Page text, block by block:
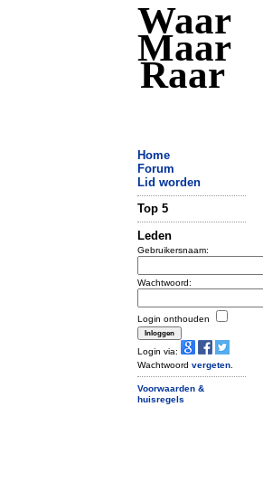
Waar
Maar
Raar
Home
Forum
Lid worden
Top 5
Leden
Gebruikersnaam:
Wachtwoord:
Login onthouden
Login via:
Wachtwoord vergeten
Voorwaarden &
huisregels